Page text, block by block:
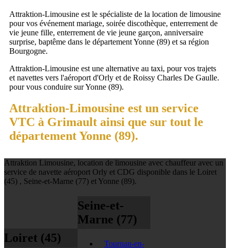
Attraktion-Limousine est le spécialiste de la location de limousine
pour vos événement mariage, soirée discothèque, enterrement de
vie jeune fille, enterrement de vie jeune garçon, anniversaire
surprise, baptême dans le département Yonne (89) et sa région
Bourgogne.
Attraktion-Limousine est une alternative au taxi, pour vos trajets
et navettes vers l'aéroport d'Orly et de Roissy Charles De Gaulle.
pour vous conduire sur Yonne (89).
Attraktion-Limousine est un service
VTC à Grimault ainsi que sur tout le
département Yonne (89).
Attraktion Limousine, location de limousine avec chauffeur avec un
service de navette aéroport Orly et CDG disponible dans le Loiret
(45) , Seine-et-Marne (77) et Yonne (89).
Loiret (45)
Seine-et-
Marne (77)
Tournan-en-